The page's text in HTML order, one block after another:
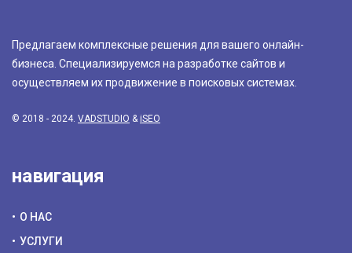
Предлагаем комплексные решения для вашего онлайн-
бизнеса. Специализируемся на разработке сайтов и
осуществляем их продвижение в поисковых системах.
© 2018 - 2024. VADSTUDIO & iSEO
навигация
О НАС
УСЛУГИ